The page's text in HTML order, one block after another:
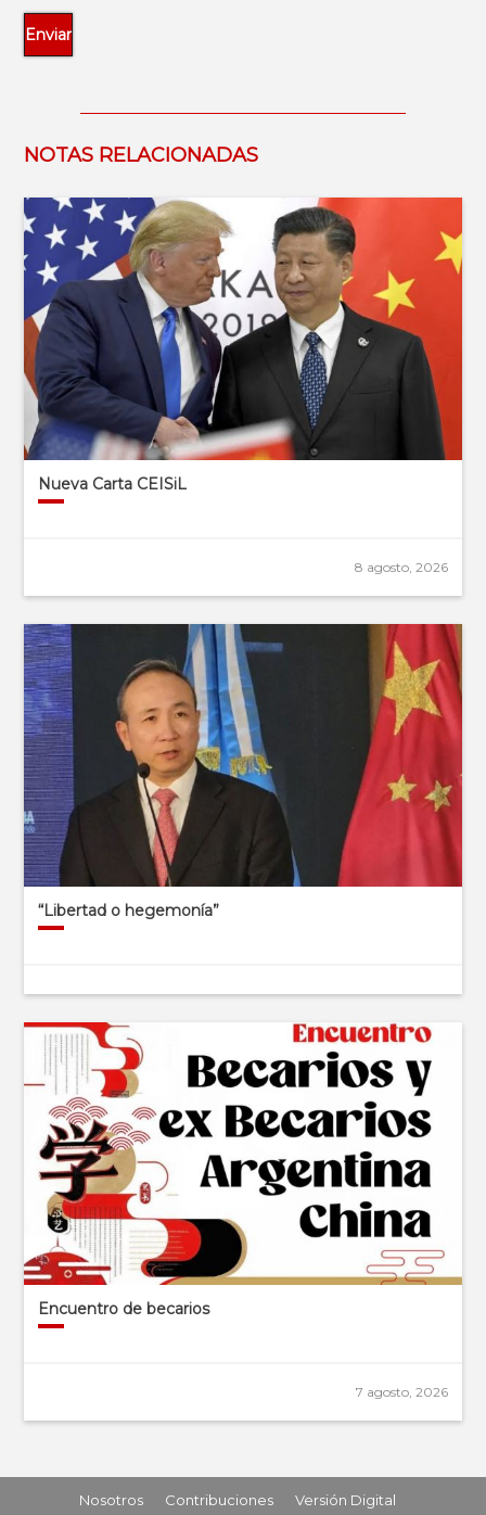
NOTAS RELACIONADAS
Nueva Carta CEISiL
8 agosto, 2026
“Libertad o hegemonía”
Encuentro de becarios
7 agosto, 2026
Nosotros Contribuciones Versión Digital